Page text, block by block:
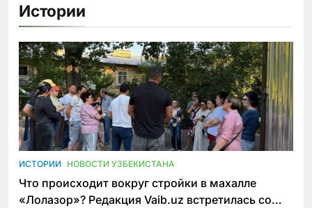
Истории
ИСТОРИИ НОВОСТИ УЗБЕКИСТАНА
Что происходит вокруг стройки в махалле
«Лолазор»? Редакция Vaib.uz встретилась со